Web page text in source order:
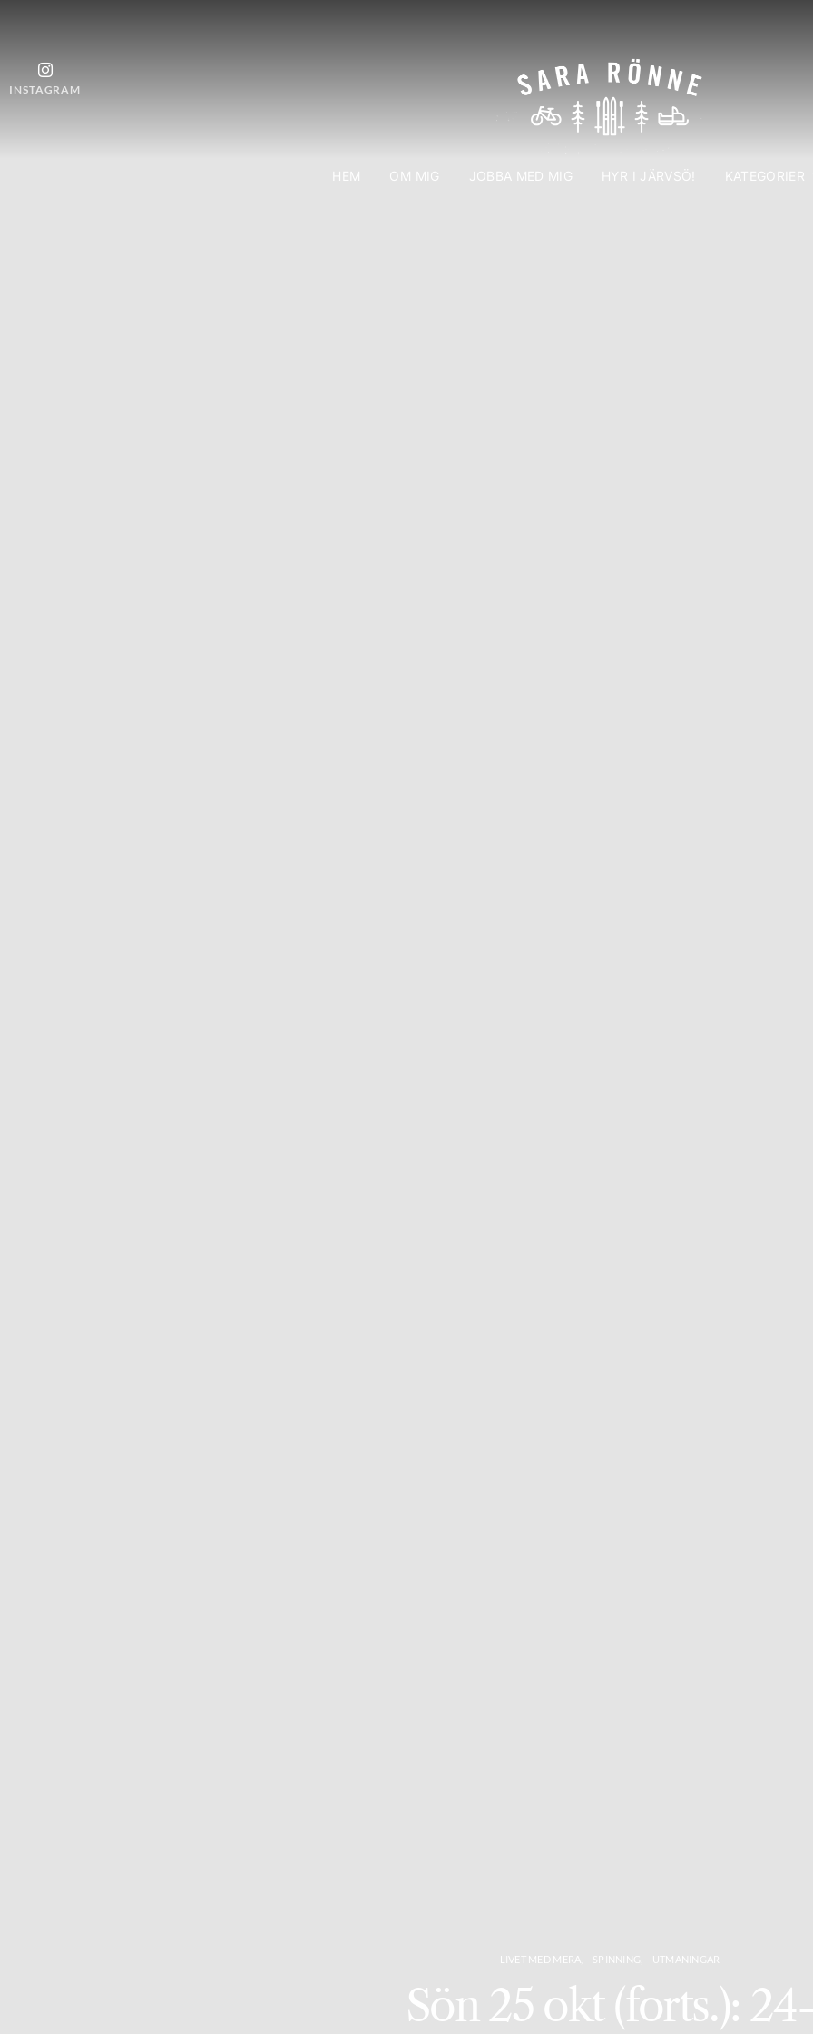
INSTAGRAM
HEM OM MIG JOBBA MED MIG HYR I JÄRVSÖ! KATEGORIER
LIVET MED MERA SPINNING UTMANINGAR
Sön 25 okt (forts.):